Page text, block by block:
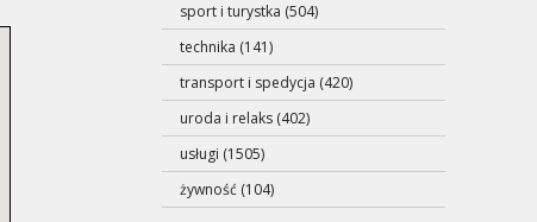
sport i turystka (504)
technika (141)
transport i spedycja (420)
uroda i relaks (402)
usługi (1505)
żywność (104)